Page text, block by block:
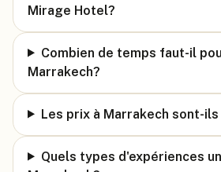
Mirage Hotel?
Combien de temps faut-il
Marrakech?
Les prix à Marrakech sont-
Quels types d'expériences